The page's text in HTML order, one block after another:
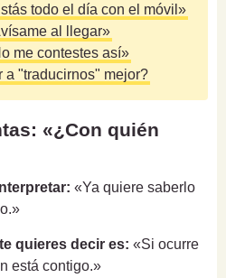
todo el día con el móvil»
al llegar»
me contestes así»
a "traducirnos" mejor?
«¿Con quién
«Ya quiere saberlo
quieres decir es: «Si ocurre
está contigo.»